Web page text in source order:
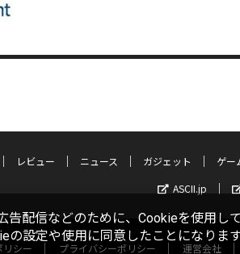
レビュー ニュース ガジェット ゲー
ASCII.jp
リシー プライバシーポリシー 運営会社
告配信などのために、Cookieを使用し
の設定や使用に同意したことになりま